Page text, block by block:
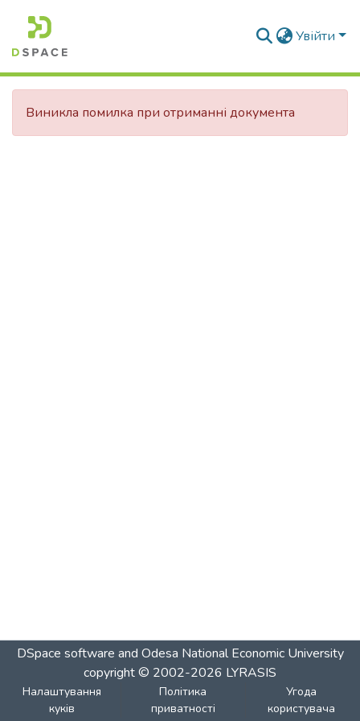
Увійти
Виникла помилка при отриманні документа
DSpace software and Odesa National Economic University
copyright © 2002-2026 LYRASIS
Налаштування
куків
Політика
приватності
Угода
користувача